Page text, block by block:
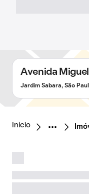
Avenida
Jardim Sabara, São
Início